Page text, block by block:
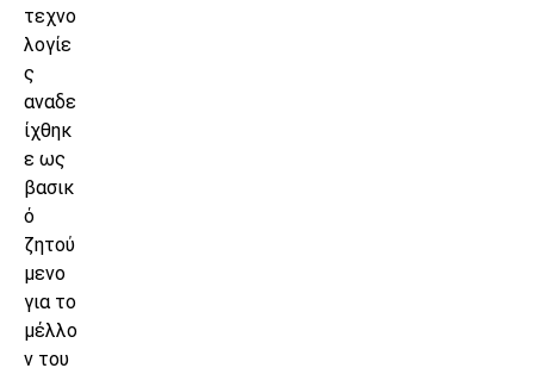
τεχνο
λογίε
ς
αναδε
ίχθηκ
ε ως
βασικ
ό
ζητού
μενο
για το
μέλλο
ν του